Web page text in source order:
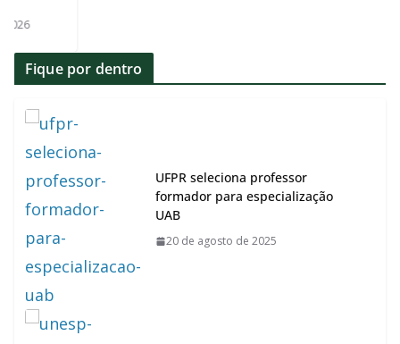
Fique por dentro
UFPR seleciona professor
formador para especialização
UAB
20 de agosto de 2025